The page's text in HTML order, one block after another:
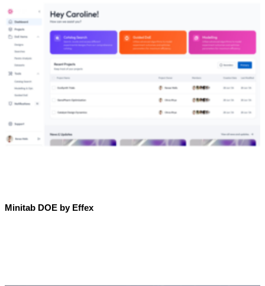
Minitab DOE by Effex